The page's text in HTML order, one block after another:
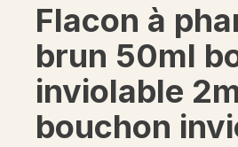
Flacon à
brun 50ml
inviolable
bouchon